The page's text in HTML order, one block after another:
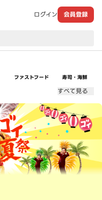
ログイン 会員登録
ファストフード 寿司・海鮮
すべて見る